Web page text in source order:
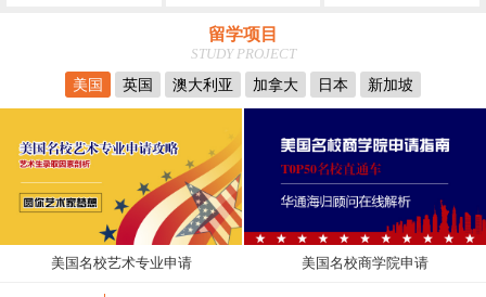
留学项目
STUDY PROJECT
美国
英国 澳大利亚 加拿大 日本 新加坡
美国名校艺术专业申请 美国名校商学院申请